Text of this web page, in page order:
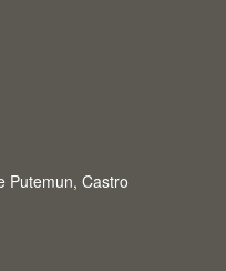
Putemun, Castro